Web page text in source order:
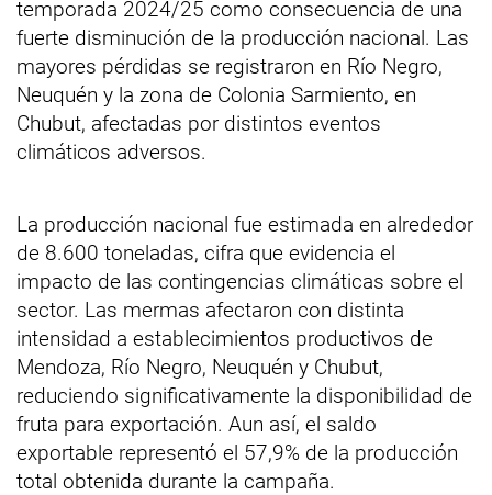
temporada 2024/25 como consecuencia de una
fuerte disminución de la producción nacional. Las
mayores pérdidas se registraron en Río Negro,
Neuquén y la zona de Colonia Sarmiento, en
Chubut, afectadas por distintos eventos
climáticos adversos.
La producción nacional fue estimada en alrededor
de 8.600 toneladas, cifra que evidencia el
impacto de las contingencias climáticas sobre el
sector. Las mermas afectaron con distinta
intensidad a establecimientos productivos de
Mendoza, Río Negro, Neuquén y Chubut,
reduciendo significativamente la disponibilidad de
fruta para exportación. Aun así, el saldo
exportable representó el 57,9% de la producción
total obtenida durante la campaña.